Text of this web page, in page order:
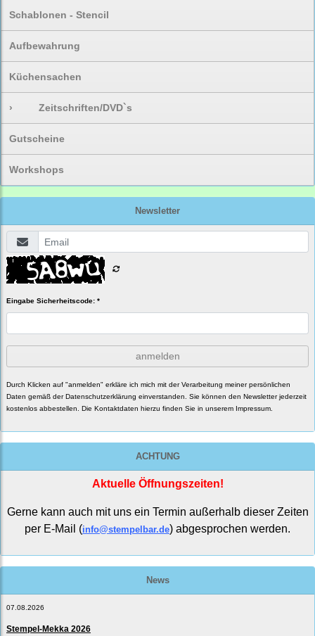
Schablonen - Stencil
Aufbewahrung
Küchensachen
› Zeitschriften/DVD`s
Gutscheine
Workshops
Newsletter
Eingabe Sicherheitscode: *
anmelden
Durch Klicken auf "anmelden" erkläre ich mich mit der Verarbeitung meiner persönlichen
Daten gemäß der Datenschutzerklärung einverstanden. Sie können den Newsletter jederzeit
kostenlos abbestellen. Die Kontaktdaten hierzu finden Sie in unserem Impressum.
ACHTUNG
Aktuelle Öffnungszeiten!
Gerne kann auch mit uns ein Termin außerhalb dieser Zeiten
per E-Mail (info@stempelbar.de) abgesprochen werden.
News
07.08.2026
Stempel-Mekka 2026